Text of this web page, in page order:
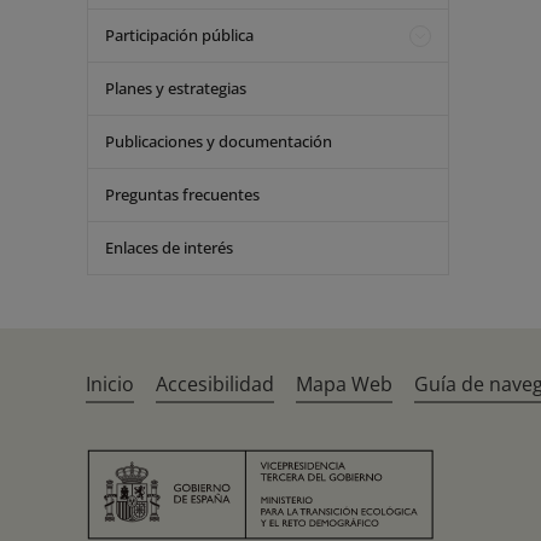
Participación pública
Planes y estrategias
Publicaciones y documentación
Preguntas frecuentes
Enlaces de interés
Inicio Accesibilidad Mapa Web Guía de